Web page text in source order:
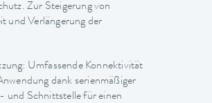
Zur Steigerung von
und Verlängerung der
Umfassende Konnektivität
dank serienmäßiger
und Schnittstelle für einen